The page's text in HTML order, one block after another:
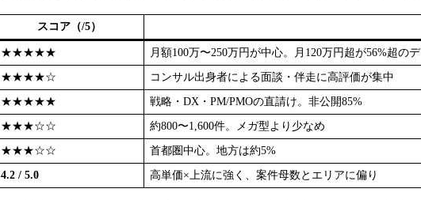
スコア（/5）
★★★★★ 月額100万〜250万円が中心。月120万円超が56%超の
★★★★☆ コンサル出身者による面談・伴走に高評価が集中
★★★★★ 戦略・DX・PM/PMOの直請け。非公開85%
★★★☆☆ 約800〜1,600件。メガ型より少なめ
★★★☆☆ 首都圏中心。地方は約5%
4.2 / 5.0 高単価×上流に強く、案件母数とエリアに偏り